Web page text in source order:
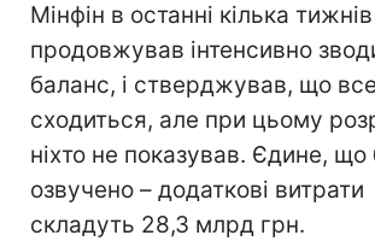
Мінфін в останні кілька тижнів
продовжував інтенсивно
баланс, і стверджував, що все
сходиться, але при цьому
ніхто не показував. Єдине, що
озвучено – додаткові витрати
складуть 28,3 млрд грн.